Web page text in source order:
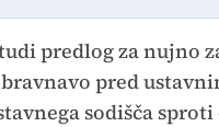
predlog za nujno
pred
sodišča